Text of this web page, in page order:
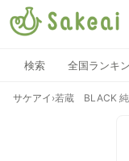
検索 全国ランキ
サケアイ ›若蔵 BLACK